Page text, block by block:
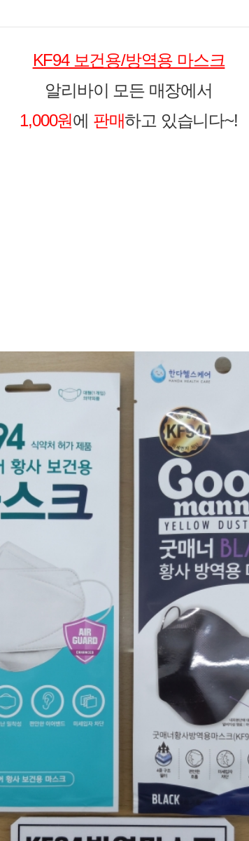
KF94 보건용/방역용 마스크
알리바이 모든 매장에서
1,000원에 판매하고 있습니다~!